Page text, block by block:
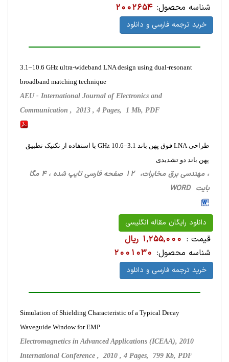
شناسه محصول: 2002654
خرید ترجمه فارسی و دانلود
3.1–10.6 GHz ultra-wideband LNA design using dual-resonant
broadband matching technique
AEU - International Journal of Electronics and
Communication , 2013 , 4 Pages, 1 Mb, PDF
طراحی LNA فوق پهن باند 3.1–10.6 GHz با استفاده از تکنیک تطبیق
پهن باند دو تشدیدی
، مهندسی برق مخابرات، 12 صفحه فارسی تایپ شده ، 4 مگا
بایت WORD
دانلود رایگان مقاله انگلیسی
قیمت : 1,255,000 ریال
شناسه محصول: 2001030
خرید ترجمه فارسی و دانلود
Simulation of Shielding Characteristic of a Typical Decay
Waveguide Window for EMP
Electromagnetics in Advanced Applications (ICEAA), 2010
International Conference , 2010 , 4 Pages, 799 Kb, PDF